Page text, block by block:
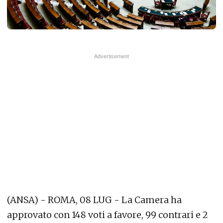
(ANSA) - ROMA, 08 LUG - La Camera ha
approvato con 148 voti a favore, 99 contrari e 2